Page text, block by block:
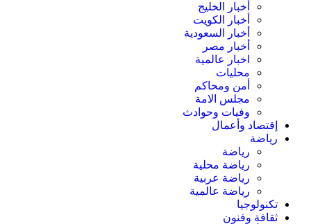
أخبار الخليج
أخبار الكويت
أخبار السعودية
أخبار مصر
اخبار عالمية
محليات
أمن ومحاكم
مجلس الامة
وفيات وحوادث
إقتصاد وأعمال
رياضة
رياضة
رياضة محلية
رياضة عربية
رياضة عالمية
تكنولوجيا
ثقافة وفنون